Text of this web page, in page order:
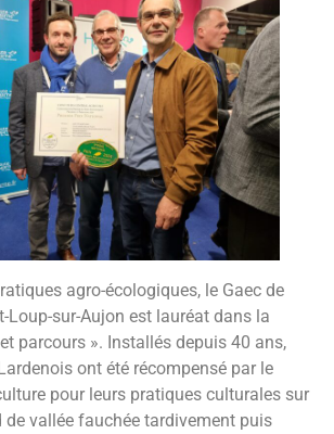
agro-écologiques, le Gaec de
Loup-sur-Aujon est lauréat dans la
parcours ». Installés depuis 40 ans,
ont été récompensé par le
pour leurs pratiques culturales sur
de vallée fauchée tardivement puis